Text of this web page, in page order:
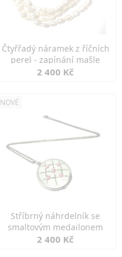
Čtyřřadý náramek z říčních
perel - zapínání mašle
2 400 Kč
NOVÉ
Stříbrný náhrdelník se
smaltovým medailonem
2 400 Kč